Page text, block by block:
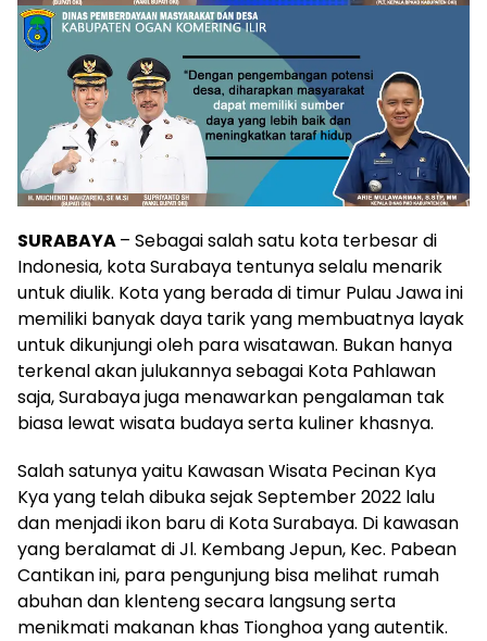
SURABAYA– Sebagai salah satu kota terbesar di
Indonesia, kota Surabaya tentunya selalu menarik
untuk diulik. Kota yang berada di timur Pulau Jawa ini
memiliki banyak daya tarik yang membuatnya layak
untuk dikunjungi oleh para wisatawan. Bukan hanya
terkenal akan julukannya sebagai Kota Pahlawan
saja, Surabaya juga menawarkan pengalaman tak
biasa lewat wisata budaya serta kuliner khasnya.
Salah satunya yaitu Kawasan Wisata Pecinan Kya
Kya yang telah dibuka sejak September 2022 lalu
dan menjadi ikon baru di Kota Surabaya. Di kawasan
yang beralamat di Jl. Kembang Jepun, Kec. Pabean
Cantikan ini, para pengunjung bisa melihat rumah
abuhan dan klenteng secara langsung serta
menikmati makanan khas Tionghoa yang autentik.